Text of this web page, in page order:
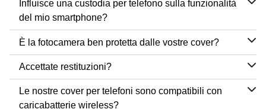
Influisce una custodia per telefono sulla funzionalità
del mio smartphone?
È la fotocamera ben protetta dalle vostre cover?
Accettate restituzioni?
Le nostre cover per telefoni sono compatibili con
caricabatterie wireless?